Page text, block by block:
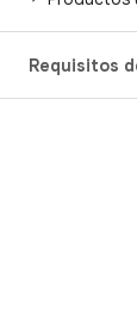
Requisitos